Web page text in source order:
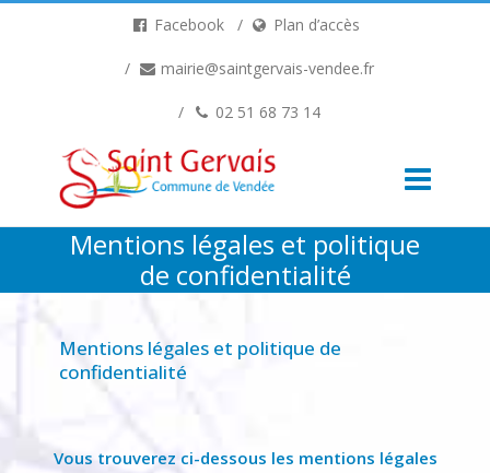
Facebook Plan d’accès
mairie@saintgervais-vendee.fr
02 51 68 73 14
Mentions légales et politique
de confidentialité
Mentions légales et politique de
confidentialité
Vous trouverez ci-dessous les mentions légales